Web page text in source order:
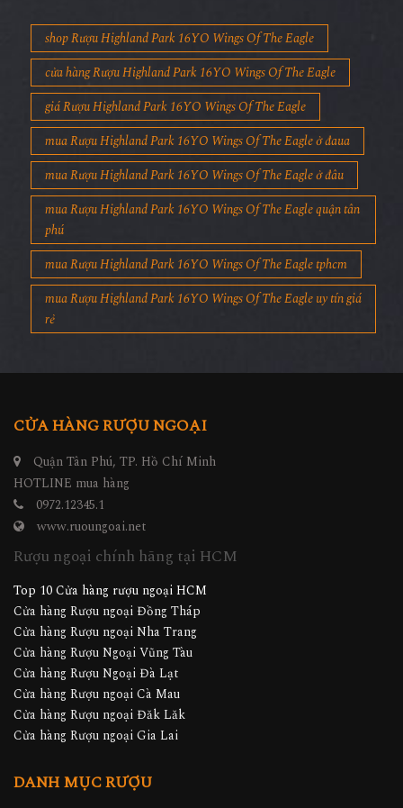
shop Rượu Highland Park 16YO Wings Of The Eagle
cửa hàng Rượu Highland Park 16YO Wings Of The Eagle
giá Rượu Highland Park 16YO Wings Of The Eagle
mua Rượu Highland Park 16YO Wings Of The Eagle ở đaua
mua Rượu Highland Park 16YO Wings Of The Eagle ở đâu
mua Rượu Highland Park 16YO Wings Of The Eagle quận tân
phú
mua Rượu Highland Park 16YO Wings Of The Eagle tphcm
mua Rượu Highland Park 16YO Wings Of The Eagle uy tín giá
rẻ
CỬA HÀNG RƯỢU NGOẠI
Quận Tân Phú, TP. Hồ Chí Minh
HOTLINE mua hàng
0972.12345.1
www.ruoungoai.net
Rượu ngoại chính hãng tại HCM
Top 10 Cửa hàng rượu ngoại HCM
Cửa hàng Rượu ngoại Đồng Tháp
Cửa hàng Rượu ngoại Nha Trang
Cửa hàng Rượu Ngoại Vũng Tàu
Cửa hàng Rượu Ngoại Đà Lạt
Cửa hàng Rượu ngoại Cà Mau
Cửa hàng Rượu ngoại Đăk Lăk
Cửa hàng Rượu ngoại Gia Lai
DANH MỤC RƯỢU